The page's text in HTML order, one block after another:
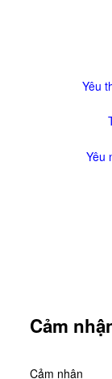
Yêu
Yêu
Cảm
Cảm nhận